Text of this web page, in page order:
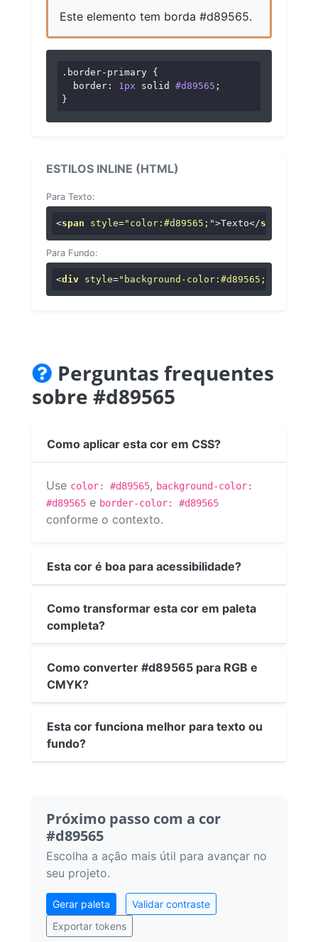
Este elemento tem borda #d89565.
.border-primary {
border : 1px solid #d89565 ;
}
ESTILOS INLINE (HTML)
Para Texto:
<span style="color:#d89565;">Texto</span
Para Fundo:
<div style="background-color:#d89565;"
Perguntas frequentes
sobre #d89565
Como aplicar esta cor em CSS?
Use color: #d89565, background-color:
#d89565 e border-color: #d89565
conforme o contexto.
Esta cor é boa para acessibilidade?
Como transformar esta cor em paleta
completa?
Como converter #d89565 para RGB e
CMYK?
Esta cor funciona melhor para texto ou
fundo?
Próximo passo com a cor
#d89565
Escolha a ação mais útil para avançar no
seu projeto.
Gerar paleta
Validar contraste
Exportar tokens